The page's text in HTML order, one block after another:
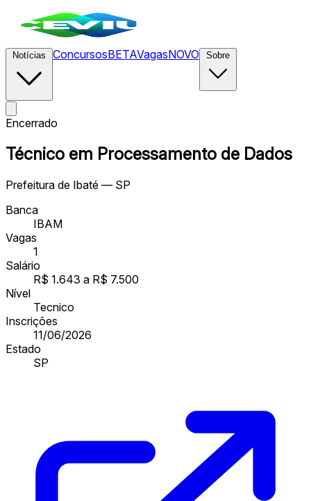
ConcursosBETAVagasNOVO
Encerrado
Técnico em Processamento de Dados
Prefeitura de Ibaté — SP
Banca
IBAM
Vagas
1
Salário
R$ 1.643 a R$ 7.500
Nível
Tecnico
Inscrições
11/06/2026
Estado
SP